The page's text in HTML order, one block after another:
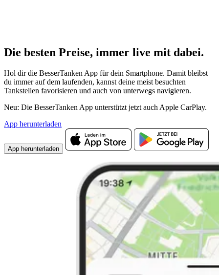
Die besten Preise, immer live mit dabei.
Hol dir die BesserTanken App für dein Smartphone. Damit bleibst
du immer auf dem laufenden, kannst deine meist besuchten
Tankstellen favorisieren und auch von unterwegs navigieren.
Neu: Die BesserTanken App unterstützt jetzt auch Apple CarPlay.
App herunterladen
App herunterladen